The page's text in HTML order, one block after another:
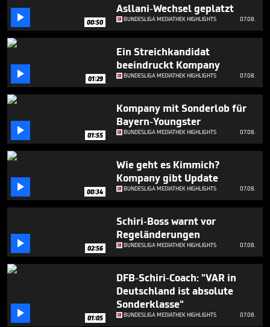
1
minute,
17 00:50
Asllani-Wechsel geplatzt
BUNDESLIGA MEDIATHEK HIGHLIGHTS 07.08.
 01:29
Ein Streichkandidat
beeindruckt Kompany
BUNDESLIGA MEDIATHEK HIGHLIGHTS 07.08.
 01:55
Kompany mit Sonderlob für
Bayern-Youngster
BUNDESLIGA MEDIATHEK HIGHLIGHTS 07.08.
 00:34
Wie geht es Kimmich?
Kompany gibt Update
BUNDESLIGA MEDIATHEK HIGHLIGHTS 07.08.
 02:56
Schiri-Boss warnt vor
Regeländerungen
BUNDESLIGA MEDIATHEK HIGHLIGHTS 07.08.
 01:05
DFB-Schiri-Coach: "VAR in
Deutschland ist absolute
Sonderklasse"
BUNDESLIGA MEDIATHEK HIGHLIGHTS 07.08.